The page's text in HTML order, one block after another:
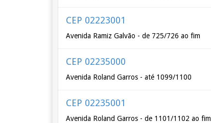
CEP 02223001
Avenida Ramiz Galvão - de 725/726 ao fim
CEP 02235000
Avenida Roland Garros - até 1099/1100
CEP 02235001
Avenida Roland Garros - de 1101/1102 ao fim